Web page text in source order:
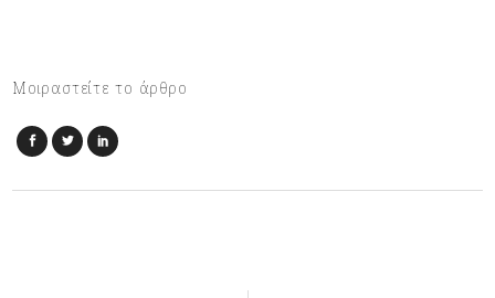
Μοιραστείτε το άρθρο